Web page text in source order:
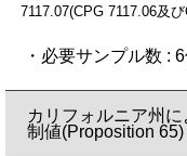
7117.07(CPG 7117.06及
・必要サンプル数 :
カリフォルニア州
制値(Proposition 65)